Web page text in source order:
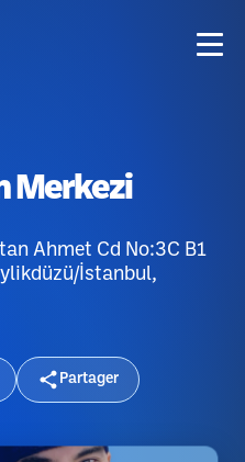
Merkezi
Ahmet Cd No:3C B1
İstanbul,
Partager